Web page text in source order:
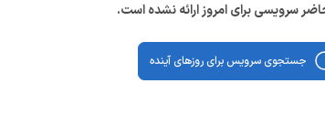
سرویسی برای امروز ارائه نشده است.
جستجوی سرویس برای روزهای آینده